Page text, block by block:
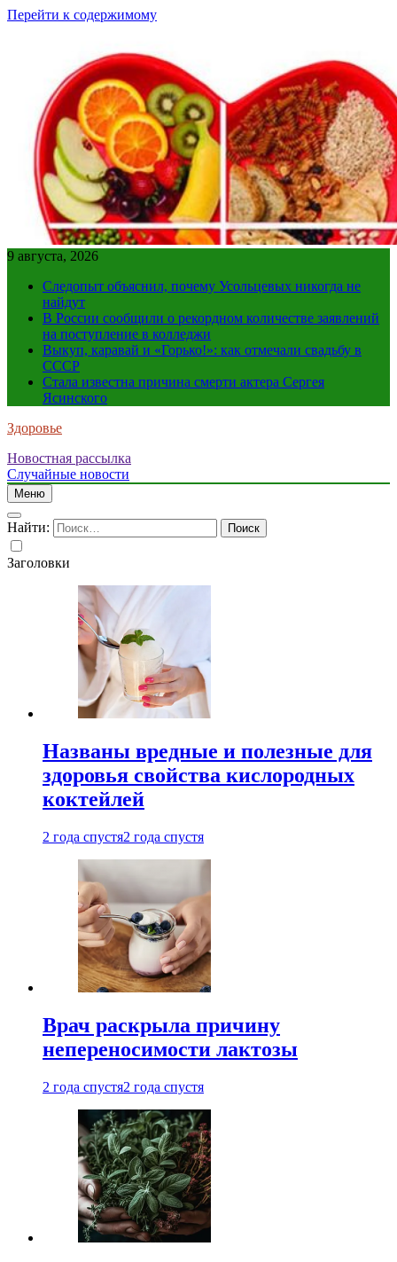
Перейти к содержимому
9 августа, 2026
Следопыт объяснил, почему Усольцевых никогда не
найдут
В России сообщили о рекордном количестве заявлений
на поступление в колледжи
Выкуп, каравай и «Горько!»: как отмечали свадьбу в
СССР
Стала известна причина смерти актера Сергея
Ясинского
Здоровье
Новостная рассылка
Случайные новости
Меню
Найти:
Заголовки
Названы вредные и полезные для
здоровья свойства кислородных
коктейлей
2 года спустя2 года спустя
Врач раскрыла причину
непереносимости лактозы
2 года спустя2 года спустя